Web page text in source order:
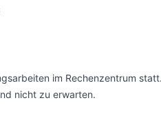
im Rechenzentrum
nicht zu erwarten.